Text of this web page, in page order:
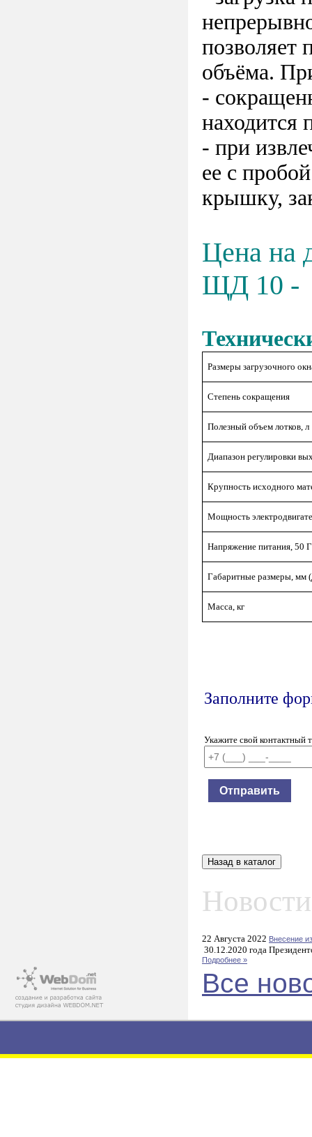
позволяет
объёма.
-
находится
- при
ее с
крышку,
Цена на
ЩД 10 -
Размеры загрузочного
Степень сокращения
Полезный объем лотков, л
Диапазон регулировки
Крупность исходного
Мощность
Напряжение питания, 50
Габаритные размеры, мм
Масса, кг
Заполните
Укажите свой контактный
22 Августа 2022 Внесение
30.12.2020 года
Подробнее »
Все